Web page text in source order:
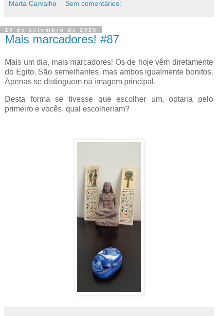
Marta Carvalho Sem comentários:
19 de setembro de 2025
Mais marcadores! #87
Mais um dia, mais marcadores! Os de hoje vêm diretamente
do Egito. São semelhantes, mas ambos igualmente bonitos.
Apenas se distinguem na imagem principal.
Desta forma se tivesse que escolher um, optaria pelo
primeiro e vocês, qual escolheriam?